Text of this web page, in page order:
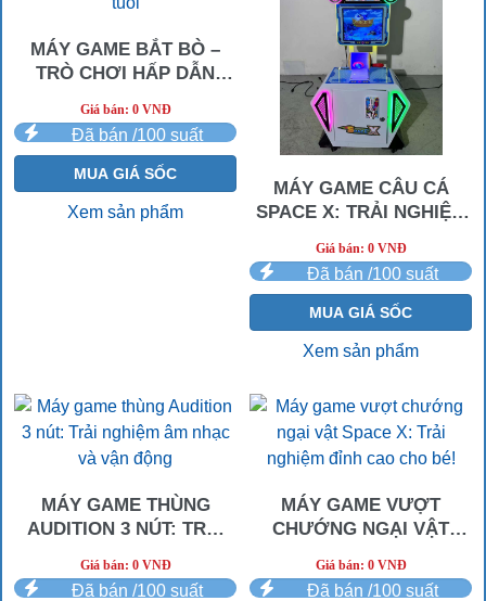
MÁY GAME BẮT BÒ –
TRÒ CHƠI HẤP DẪN
Giá bán: 0 VNĐ
Đã bán /100 suất
MUA GIÁ SỐC
Xem sản phẩm
MÁY GAME CÂU CÁ
SPACE X: TRẢI NGHIỆM
Giá bán: 0 VNĐ
Đã bán /100 suất
MUA GIÁ SỐC
Xem sản phẩm
MÁY GAME THÙNG
AUDITION 3 NÚT: TRẢI
VẬN ĐỘNG
Giá bán: 0 VNĐ
Đã bán /100 suất
MÁY GAME VƯỢT
CHƯỚNG NGẠI VẬT
ĐỈNH CAO CHO BÉ!
Giá bán: 0 VNĐ
Đã bán /100 suất